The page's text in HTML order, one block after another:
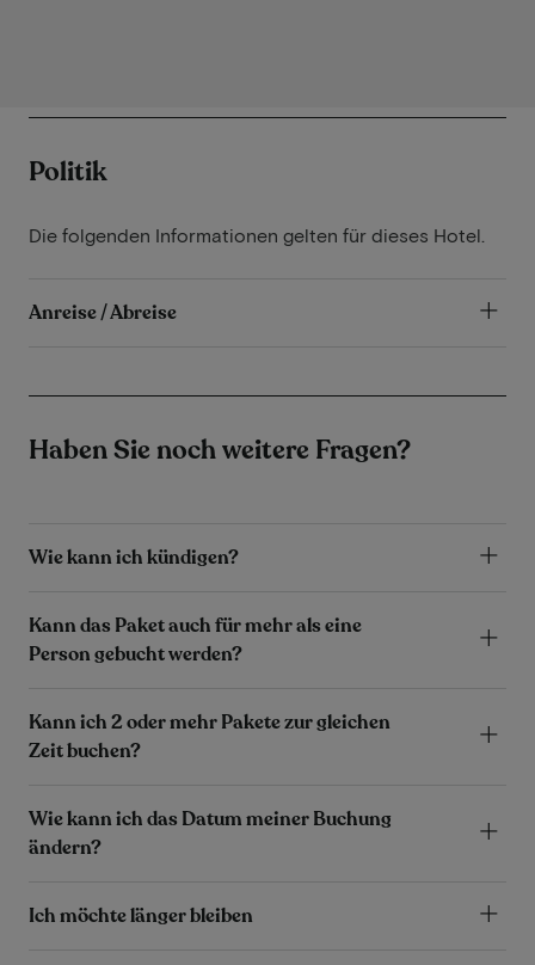
Politik
Die folgenden Informationen gelten für dieses Hotel.
Anreise / Abreise
Haben Sie noch weitere Fragen?
Wie kann ich kündigen?
Kann das Paket auch für mehr als eine
Person gebucht werden?
Kann ich 2 oder mehr Pakete zur gleichen
Zeit buchen?
Wie kann ich das Datum meiner Buchung
ändern?
Ich möchte länger bleiben